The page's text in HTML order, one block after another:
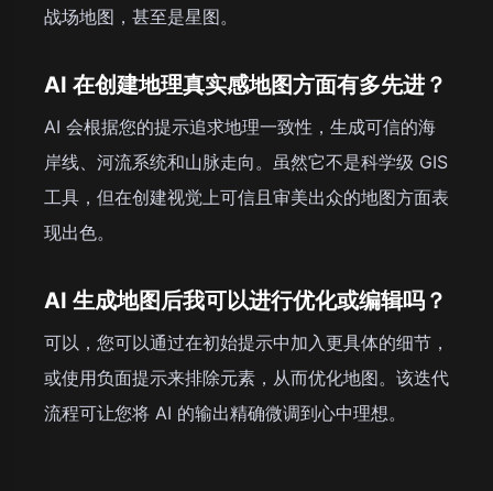
战场地图，甚至是星图。
AI 在创建地理真实感地图方面有多先进？
AI 会根据您的提示追求地理一致性，生成可信的海
岸线、河流系统和山脉走向。虽然它不是科学级 GIS
工具，但在创建视觉上可信且审美出众的地图方面表
现出色。
AI 生成地图后我可以进行优化或编辑吗？
可以，您可以通过在初始提示中加入更具体的细节，
或使用负面提示来排除元素，从而优化地图。该迭代
流程可让您将 AI 的输出精确微调到心中理想。